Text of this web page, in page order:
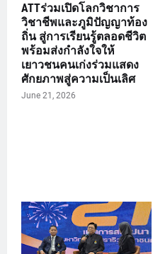
ATTร่วมเปิดโลกวิชาการ
วิชาชีพและภูมิปัญญาท้อง
ถิ่น สู่การเรียนรู้ตลอดชีวิต
พร้อมส่งกำลังใจให้
เยาวชนคนเก่งร่วมแสดง
ศักยภาพสู่ความเป็นเลิศ
June 21, 2026